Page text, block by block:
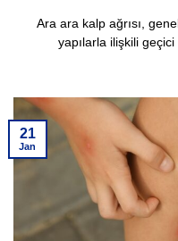
Ara ara kalp ağrısı,
yapılarla ilişkili geçici
21
Jan